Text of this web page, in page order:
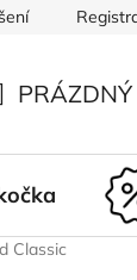
Nepřevzetí
PRÁZDNÝ
Classic